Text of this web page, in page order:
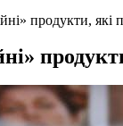
продукти,